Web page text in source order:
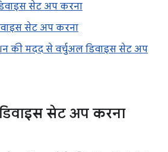
सेट अप करना
सेट अप करना
की मदद से वर्चुअल डिवाइस सेट अप
सेट अप करना